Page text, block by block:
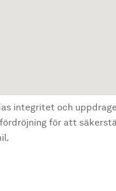
integritet och
fördröjning för att